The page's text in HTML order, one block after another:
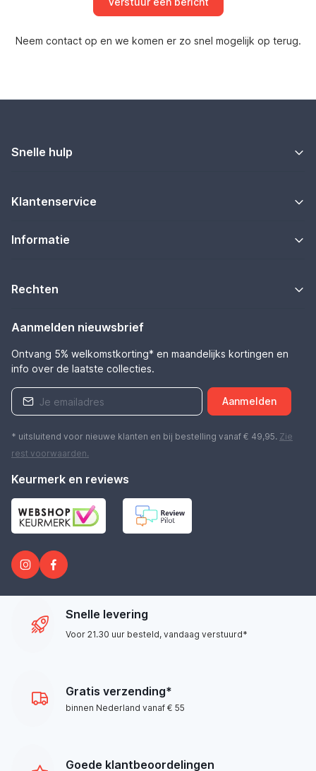
Neem contact op en we komen er zo snel mogelijk op terug.
Snelle hulp
Klantenservice
Informatie
Rechten
Aanmelden nieuwsbrief
Ontvang 5% welkomstkorting* en maandelijks kortingen en
info over de laatste collecties.
Aanmelden
* uitsluitend voor nieuwe klanten en bij bestelling vanaf € 49,95. Zie
rest voorwaarden.
Keurmerk en reviews
Snelle levering
Voor 21.30 uur besteld, vandaag verstuurd*
Gratis verzending*
binnen Nederland vanaf € 55
Goede klantbeoordelingen